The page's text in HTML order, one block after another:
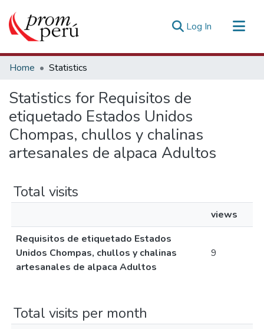
Log In (current)
Communities & Collections
Estadísticas Externas
Home Statistics
Statistics for Requisitos de
etiquetado Estados Unidos
Chompas, chullos y chalinas
artesanales de alpaca Adultos
Total visits
views
Requisitos de etiquetado Estados
Unidos Chompas, chullos y chalinas
artesanales de alpaca Adultos
9
Total visits per month